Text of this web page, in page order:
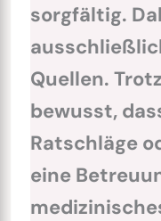
sorgfältig.
Quellen.
bewusst,
Ratschläge
eine